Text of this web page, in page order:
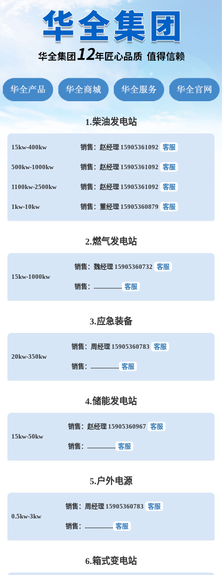
1.柴油发电站
15kw-400kw
500kw-1000kw
1100kw-2500kw
1kw-10kw
销售：赵经理 15905361092 客服
销售：赵经理 15905361092 客服
销售：赵经理 15905361092 客服
销售：董经理 15905360879 客服
2.燃气发电站
15kw-1000kw
销售：魏经理 15905360732 客服
销售：................... 客服
3.应急装备
20kw-350kw
销售：周经理 15905360783 客服
销售：................... 客服
4.储能发电站
15kw-50kw
销售：赵经理 15905360967 客服
销售：................... 客服
5.户外电源
0.5kw-3kw
销售：周经理 15905360783 客服
销售：................... 客服
6.箱式变电站